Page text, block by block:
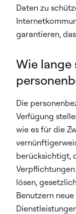
Daten zu
garantieren,
Wie lange
Die
Verfügung
wie es für die
berücksichtigt,
lösen,
Benutzern